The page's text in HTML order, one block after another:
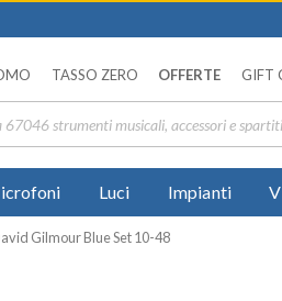
TASSO ZERO OFFERTE GIFT
Luci Impianti
Gilmour Blue Set 10-48